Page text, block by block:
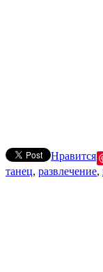
Нравится
танец, развлечение,